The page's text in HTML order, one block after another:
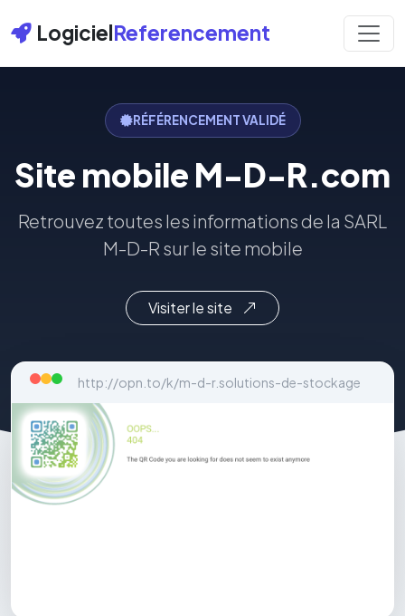
LogicielReferencement
RÉFÉRENCEMENT VALIDÉ
Site mobile M-D-R.com
Retrouvez toutes les informations de la SARL
M-D-R sur le site mobile
Visiter le site
http://opn.to/k/m-d-r.solutions-de-stockage